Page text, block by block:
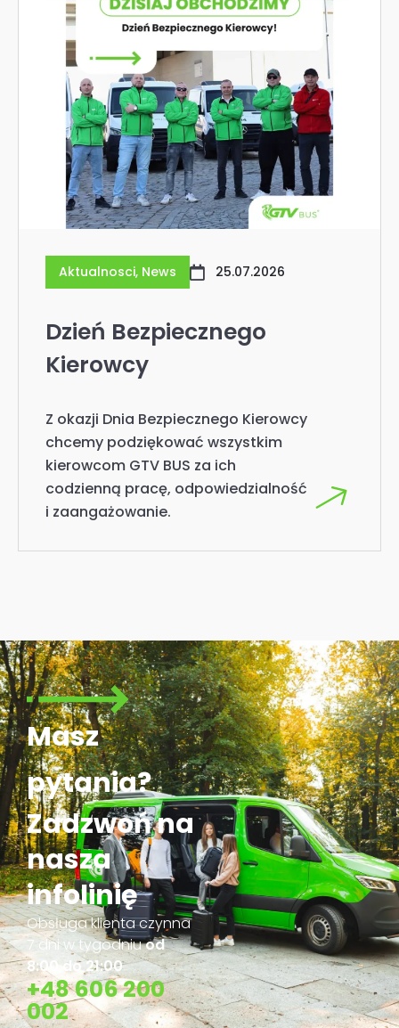
Aktualnosci, News 25.07.2026
Dzień Bezpiecznego
Kierowcy
Z okazji Dnia Bezpiecznego Kierowcy
chcemy podziękować wszystkim
kierowcom GTV BUS za ich
codzienną pracę, odpowiedzialność
i zaangażowanie.
Masz
pytania?
Zadzwoń na
nasza
infolinię
Obsługa klienta czynna
7 dni w tygodniuod
8:00 do 21:00
+48 606 200
002